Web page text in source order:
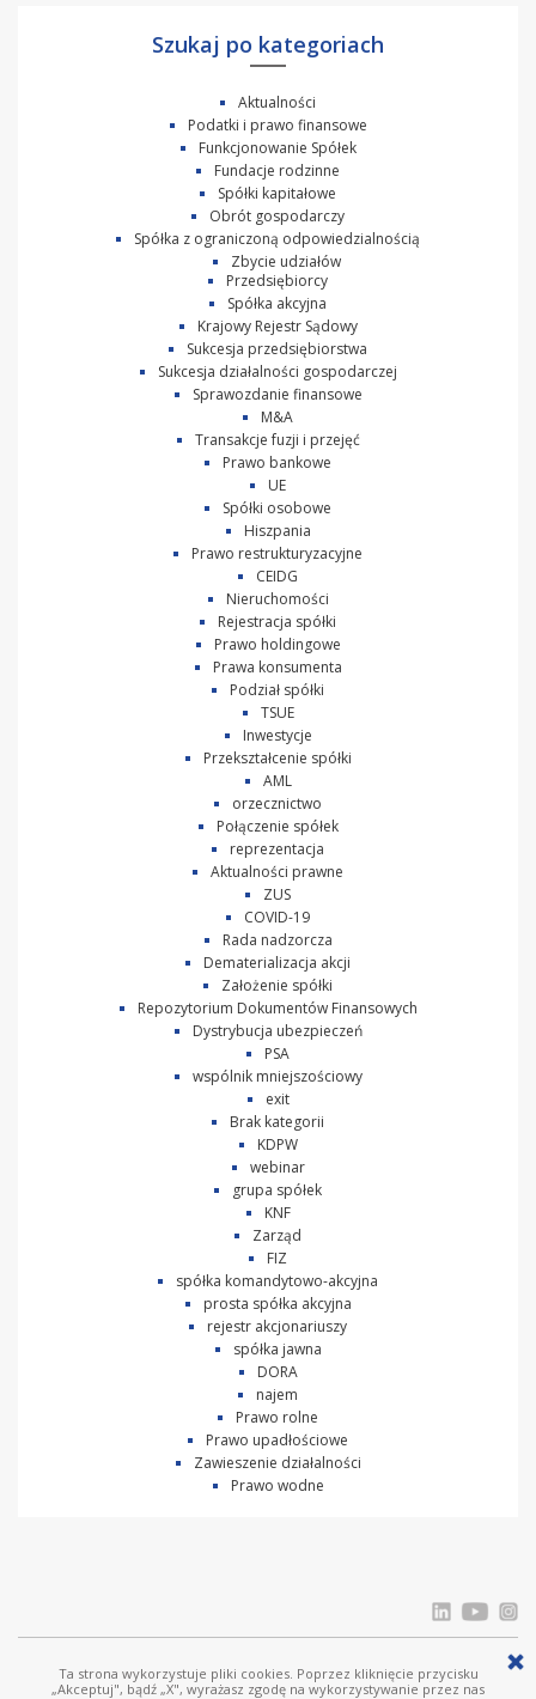
Szukaj po kategoriach
Aktualności
Podatki i prawo finansowe
Funkcjonowanie Spółek
Fundacje rodzinne
Spółki kapitałowe
Obrót gospodarczy
Spółka z ograniczoną odpowiedzialnością
Zbycie udziałów
Przedsiębiorcy
Spółka akcyjna
Krajowy Rejestr Sądowy
Sukcesja przedsiębiorstwa
Sukcesja działalności gospodarczej
Sprawozdanie finansowe
M&A
Transakcje fuzji i przejęć
Prawo bankowe
UE
Spółki osobowe
Hiszpania
Prawo restrukturyzacyjne
CEIDG
Nieruchomości
Rejestracja spółki
Prawo holdingowe
Prawa konsumenta
Podział spółki
TSUE
Inwestycje
Przekształcenie spółki
AML
orzecznictwo
Połączenie spółek
reprezentacja
Aktualności prawne
ZUS
COVID-19
Rada nadzorcza
Dematerializacja akcji
Założenie spółki
Repozytorium Dokumentów Finansowych
Dystrybucja ubezpieczeń
PSA
wspólnik mniejszościowy
exit
Brak kategorii
KDPW
webinar
grupa spółek
KNF
Zarząd
FIZ
spółka komandytowo-akcyjna
prosta spółka akcyjna
rejestr akcjonariuszy
spółka jawna
DORA
najem
Prawo rolne
Prawo upadłościowe
Zawieszenie działalności
Prawo wodne
© Ostrowski i Wspólnicy |www.ostrowski.legal| Wszystkie prawa zastrzeżone
Ta strona wykorzystuje pliki cookies. Poprzez kliknięcie przycisku
„Akceptuj", bądź „X", wyrażasz zgodę na wykorzystywanie przez nas